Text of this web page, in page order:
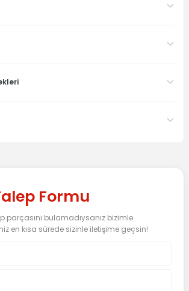
Formu
parçasını bulamadıysanız bizimle
en kısa sürede sizinle iletişime geçsin!